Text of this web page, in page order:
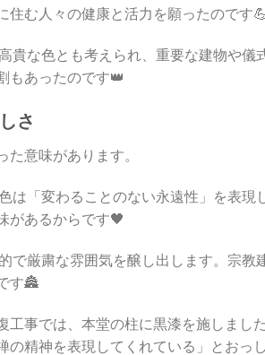
住む人々の健康と活力を願ったのです💪
貴な色とも考えられ、重要な建物や
もあったのです👑
さ
意味があります。
は「変わることのない永遠性」を表
があるからです🖤
で厳粛な雰囲気を醸し出します。宗
す🏯
工事では、本堂の柱に黒漆を施しまし
の精神を表現してくれている」とおっ